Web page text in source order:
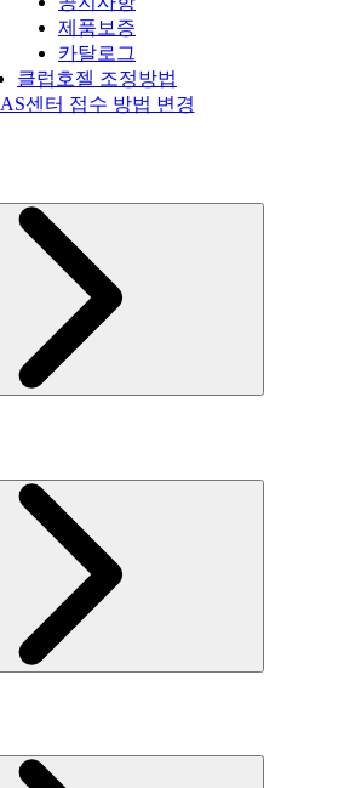
제품보증
카탈로그
클럽호젤 조정방법
AS센터 접수 방법 변경
개인정보취급방침